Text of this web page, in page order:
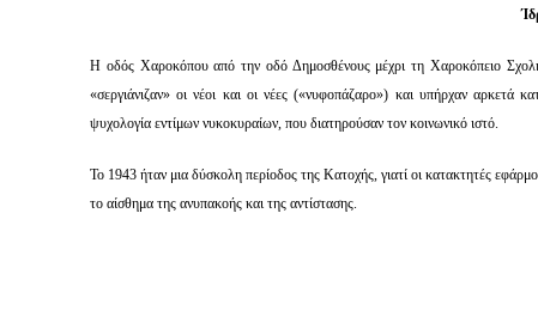
Η οδός Χαροκόπου από την οδό Δημοσθένους μέχρι τη Χαροκόπειο
«σεργιάνιζαν» οι νέοι και οι νέες («νυφοπάζαρο») και υπήρχαν αρκετά
ψυχολογία εντίμων νυκοκυραίων, που διατηρούσαν τον κοινωνικό ιστό.
Το 1943 ήταν μια δύσκολη περίοδος της Κατοχής, γιατί οι κατακτητές
το αίσθημα της ανυπακοής και της αντίστασης.